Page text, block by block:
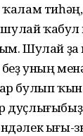
ҡабул
Шулай
уның
булып
ығы-